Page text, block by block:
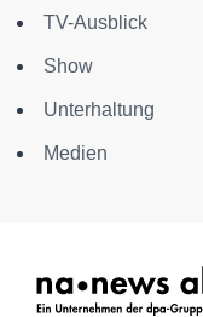
TV-Ausblick
Show
Unterhaltung
Medien